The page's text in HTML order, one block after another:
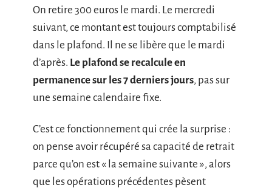
On retire 300 euros le mardi. Le mercredi
suivant, ce montant est toujours comptabilisé
dans le plafond. Il ne se libère que le mardi
d’après. Le plafond se recalcule en
permanence sur les 7 derniers jours, pas sur
une semaine calendaire fixe.
C’est ce fonctionnement qui crée la surprise :
on pense avoir récupéré sa capacité de retrait
parce qu’on est « la semaine suivante », alors
que les opérations précédentes pèsent